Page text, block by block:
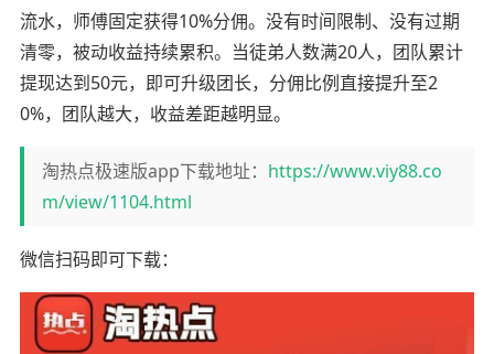
流水，师傅固定获得10%分佣。没有时间限制、没有过期
清零，被动收益持续累积。当徒弟人数满20人，团队累计
提现达到50元，即可升级团长，分佣比例直接提升至2
0%，团队越大，收益差距越明显。
淘热点极速版app下载地址： https://www.viy88.co
m/view/1104.html
微信扫码即可下载：